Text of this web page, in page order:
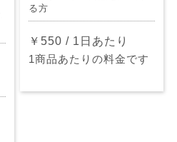
る方
￥550 / 1日あたり
1商品あたりの料金です